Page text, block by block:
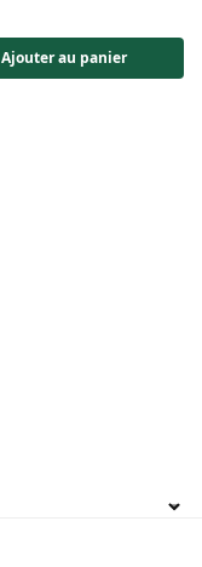
Ajouter au panier